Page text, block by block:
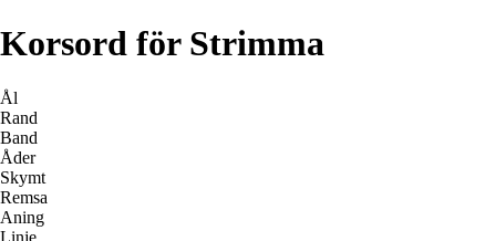
Korsord för Strimma
Ål
Rand
Band
Åder
Skymt
Remsa
Aning
Linje